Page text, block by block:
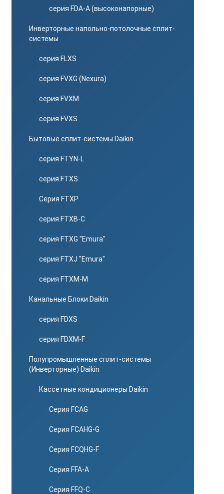
серия FDA-A (высоконапорные)
Инверторные напольно-потолочные сплит-
системы
серия FLXS
серия FVXG (Nexura)
серия FVXM
серия FVXS
Бытовые сплит-системы Daikin
серия FTYN-L
серия FTXS
Серия FTXP
серия FTXB-C
серия FTXG "Emura"
серия FTXJ "Emura"
серия FTXM-M
Канальные Блоки Daikin
серия FDXS
серия FDXM-F
Полупромышленные сплит-системы
(Инверторные) Daikin
Кассетные кондиционеры Daikin
Серия FCAG
Серия FCAHG-G
Серия FCQHG-F
Серия FFA-A
Серия FFQ-C